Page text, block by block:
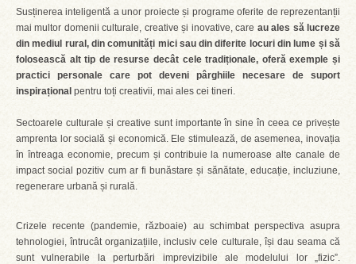
Susținerea inteligentă a unor proiecte și programe oferite de reprezentanții
mai multor domenii culturale, creative și inovative, care au ales să lucreze
din mediul rural, din comunități mici sau din diferite locuri din lume și să
folosească alt tip de resurse decât cele tradiționale, oferă exemple și
practici personale care pot deveni pârghiile necesare de suport
inspirațional pentru toți creativii, mai ales cei tineri.
Sectoarele culturale și creative sunt importante în sine în ceea ce privește
amprenta lor socială și economică. Ele stimulează, de asemenea, inovația
în întreaga economie, precum și contribuie la numeroase alte canale de
impact social pozitiv cum ar fi bunăstare și sănătate, educație, incluziune,
regenerare urbană și rurală.
Crizele recente (pandemie, războaie) au schimbat perspectiva asupra
tehnologiei, întrucât organizațiile, inclusiv cele culturale, își dau seama că
sunt vulnerabile la perturbări imprevizibile ale modelului lor „fizic”.